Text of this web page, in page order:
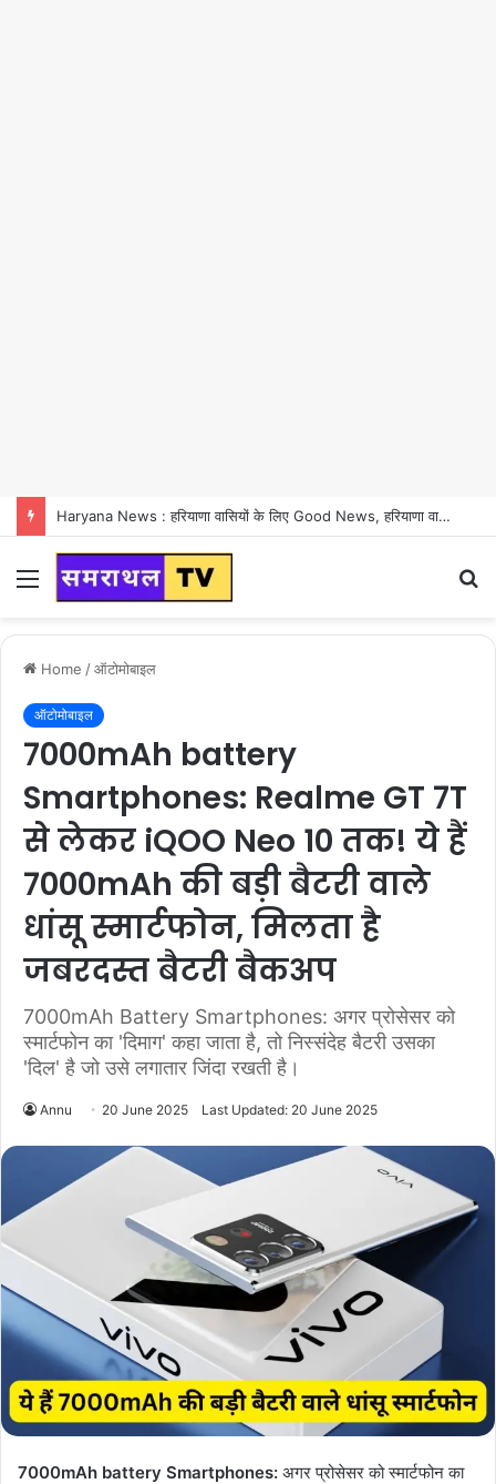
Haryana News : हरियाणा वासियों के लिए Good News, हरियाणा वासियों का गुरुग्राम में अपना घर लेने का सपना होगा साकार
Menu
Home /ऑटोमोबाइल
ऑटोमोबाइल
7000mAh battery
Smartphones: Realme GT 7T
से लेकर iQOO Neo 10 तक! ये हैं
7000mAh की बड़ी बैटरी वाले
धांसू स्मार्टफोन, मिलता है
जबरदस्त बैटरी बैकअप
7000mAh Battery Smartphones: अगर प्रोसेसर को
स्मार्टफोन का 'दिमाग' कहा जाता है, तो निस्संदेह बैटरी उसका
'दिल' है जो उसे लगातार जिंदा रखती है।
Annu 20 June 2025 Last Updated: 20 June 2025
7000mAh battery Smartphones: अगर प्रोसेसर को स्मार्टफोन का